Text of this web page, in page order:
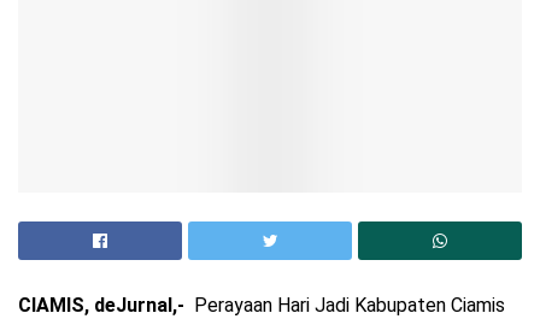
CIAMIS, deJurnal,- Perayaan Hari Jadi Kabupaten Ciamis